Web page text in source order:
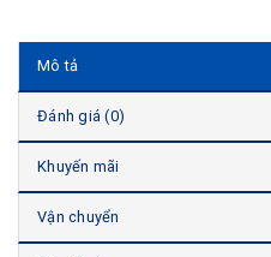
Mô tả
Đánh giá (0)
Khuyến mãi
Vận chuyển